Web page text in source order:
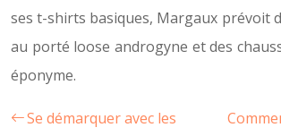
ses t-shirts basiques, Margaux prévoit
au porté loose androgyne et des
éponyme.
Se démarquer avec les